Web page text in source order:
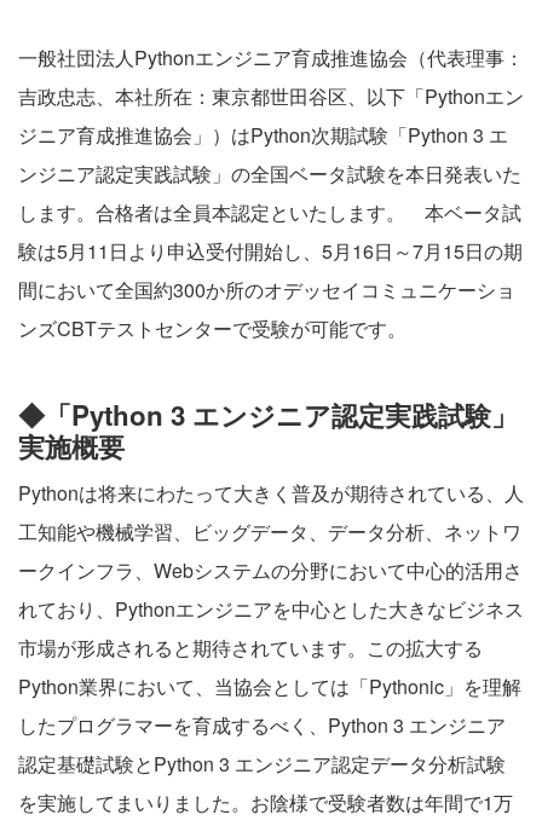
一般社団法人Pythonエンジニア育成推進協会（代表理事：
吉政忠志、本社所在：東京都世田谷区、以下「Pythonエン
ジニア育成推進協会」）はPython次期試験「Python 3 エ
ンジニア認定実践試験」の全国ベータ試験を本日発表いた
します。合格者は全員本認定といたします。 本ベータ試
験は5月11日より申込受付開始し、5月16日～7月15日の期
間において全国約300か所のオデッセイコミュニケーショ
ンズCBTテストセンターで受験が可能です。
◆「Python 3 エンジニア認定実践試験」
実施概要
Pythonは将来にわたって大きく普及が期待されている、人
工知能や機械学習、ビッグデータ、データ分析、ネットワ
ークインフラ、Webシステムの分野において中心的活用さ
れており、Pythonエンジニアを中心とした大きなビジネス
市場が形成されると期待されています。この拡大する
Python業界において、当協会としては「Pythonic」を理解
したプログラマーを育成するべく、Python 3 エンジニア
認定基礎試験とPython 3 エンジニア認定データ分析試験
を実施してまいりました。お陰様で受験者数は年間で1万